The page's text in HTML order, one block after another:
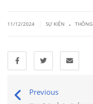
11/12/2024 SỰ KIỆN .
Previous